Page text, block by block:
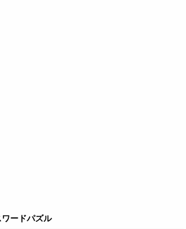
ードパズル